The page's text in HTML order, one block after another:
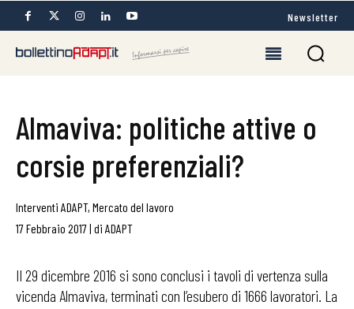
Newsletter
Almaviva: politiche attive o
corsie preferenziali?
Interventi ADAPT, Mercato del lavoro
17 Febbraio 2017| di ADAPT
Il 29 dicembre 2016 si sono conclusi i tavoli di vertenza sulla
vicenda Almaviva, terminati con l’esubero di 1666 lavoratori. La